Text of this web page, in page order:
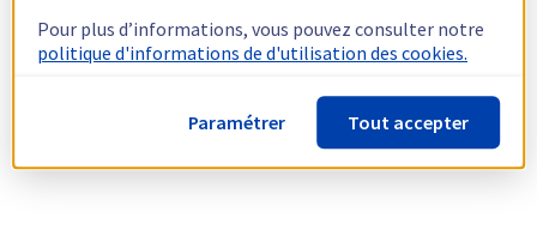
Pour plus d’informations, vous pouvez consulter notre
politique d'informations de d'utilisation des cookies.
Paramétrer Tout accepter